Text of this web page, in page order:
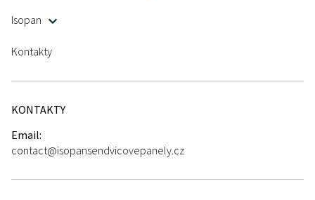
Isopan
Kontakty
KONTAKTY
Email:
contact@isopansendvicovepanely.cz